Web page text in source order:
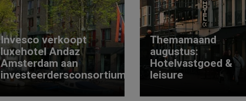
Invesco verkoopt
luxehotel Andaz
Amsterdam aan
investeerdersconsortium
Themamaand
augustus:
Hotelvastgoed &
leisure